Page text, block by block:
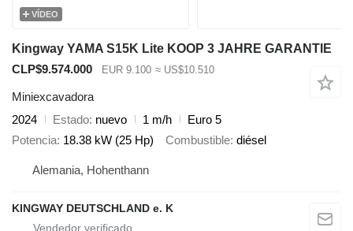
VÍDEO
Kingway YAMA S15K Lite KOOP 3 JAHRE GARANTIE
CLP$9.574.000
EUR 9.100 ≈ US$10.510
Miniexcavadora
2024
Estado nuevo 1 m/h
Euro 5
Potencia 18.38 kW (25 Hp) Combustible diésel
Alemania, Hohenthann
KINGWAY DEUTSCHLAND e. K